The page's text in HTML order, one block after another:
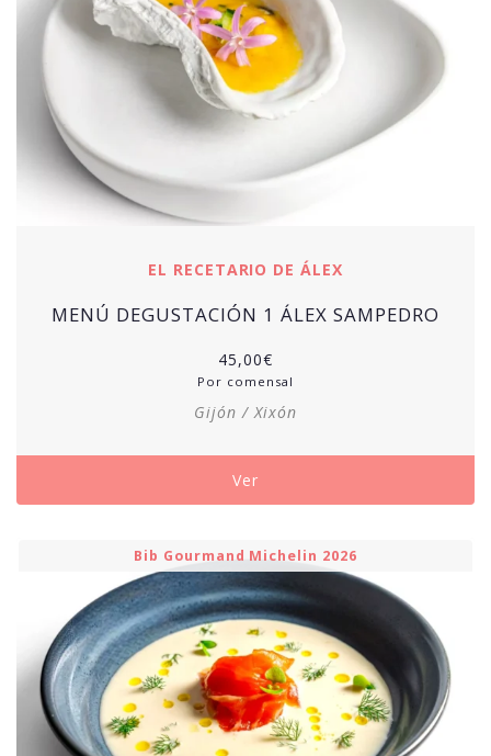
EL RECETARIO DE ÁLEX
MENÚ DEGUSTACIÓN 1 ÁLEX SAMPEDRO
45,00€
Por comensal
Gijón / Xixón
Ver
Bib Gourmand Michelin 2026